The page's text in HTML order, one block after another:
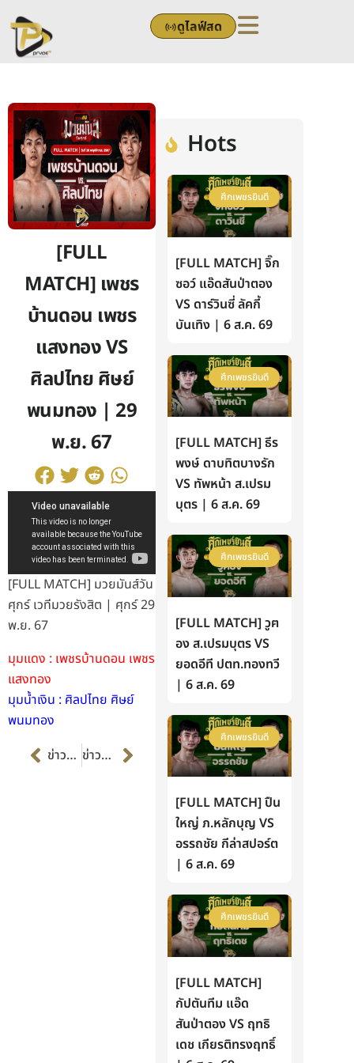
to
content
ดูไลฟ์สด
[FULL
MATCH] เพชร
บ้านดอน เพชร
แสงทอง VS
ศิลปไทย ศิษย์
พนมทอง | 29
พ.ย. 67
[FULL MATCH] มวยมันส์วัน
ศุกร์ เวทีมวยรังสิต | ศุกร์ 29
พ.ย. 67
มุมแดง : เพชรบ้านดอน เพชร
แสงทอง
มุมน้ำเงิน : ศิลปไทย ศิษย์
พนมทอง
Prevข่าวก่อนหน้า ข่าวต่อไป Next
Hots
ศึกเพชรยินดี
[FULL MATCH] จิ๊ก
ซอว์ แอ๊ดสันป่าตอง
VS ดาร์วินซี่ ลัคกี้
บันเทิง | 6 ส.ค. 69
ศึกเพชรยินดี
[FULL MATCH] ธีร
พงษ์ ดาบทิตบางรัก
VS ทัพหน้า ส.เปรม
บุตร | 6 ส.ค. 69
ศึกเพชรยินดี
[FULL MATCH] วูฅ
อง ส.เปรมบุตร VS
ยอดอีที ปตท.ทองทวี
| 6 ส.ค. 69
ศึกเพชรยินดี
[FULL MATCH] ปืน
ใหญ่ ภ.หลักบุญ VS
อรรถชัย กีล่าสปอร์ต
| 6 ส.ค. 69
ศึกเพชรยินดี
[FULL MATCH]
กัปตันทีม แอ๊ด
สันป่าตอง VS ฤทธิ
เดช เกียรติทรงฤทธิ์